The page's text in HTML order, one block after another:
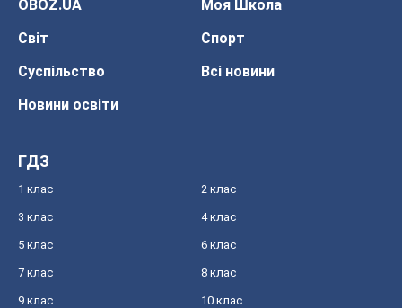
OBOZ.UA
Моя Школа
Світ
Спорт
Суспільство
Всі новини
Новини освіти
ГДЗ
1 клас 2 клас
3 клас 4 клас
5 клас 6 клас
7 клас 8 клас
9 клас 10 клас